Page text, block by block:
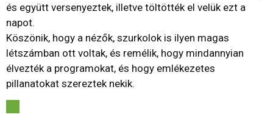
és együtt versenyeztek, illetve töltötték el velük ezt a
napot.
Köszönik, hogy a nézők, szurkolok is ilyen magas
létszámban ott voltak, és remélik, hogy mindannyian
élvezték a programokat, és hogy emlékezetes
pillanatokat szereztek nekik.